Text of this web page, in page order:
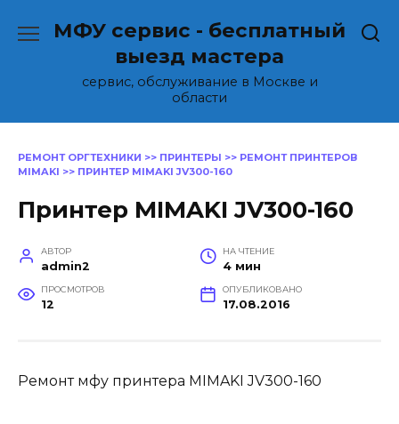
МФУ сервис - бесплатный
выезд мастера
сервис, обслуживание в Москве и
области
РЕМОНТ ОРГТЕХНИКИ >> ПРИНТЕРЫ >> РЕМОНТ ПРИНТЕРОВ
MIMAKI >> ПРИНТЕР MIMAKI JV300-160
Принтер MIMAKI JV300-160
АВТОР
admin2
НА ЧТЕНИЕ
4 мин
ПРОСМОТРОВ
12
ОПУБЛИКОВАНО
17.08.2016
Ремонт мфу принтера MIMAKI JV300-160